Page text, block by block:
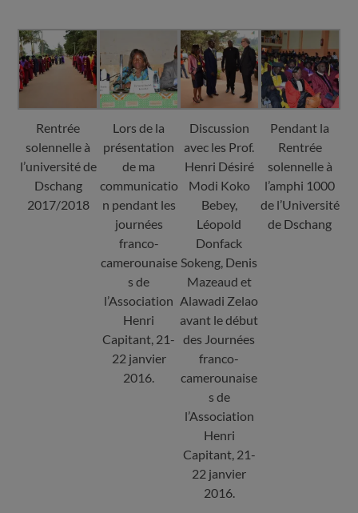
Rentrée
solennelle à
l’université de
Dschang
2017/2018
Lors de la
présentation
de ma
communicatio
n pendant les
journées
franco-
camerounaise
s de
l’Association
Henri
Capitant, 21-
22 janvier
2016.
Discussion
avec les Prof.
Henri Désiré
Modi Koko
Bebey,
Léopold
Donfack
Sokeng, Denis
Mazeaud et
Alawadi Zelao
avant le début
des Journées
franco-
camerounaise
s de
l’Association
Henri
Capitant, 21-
22 janvier
2016.
Pendant la
Rentrée
solennelle à
l’amphi 1000
de l’Université
de Dschang